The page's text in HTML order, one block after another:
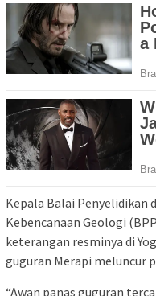
Kepala Balai Penyelidikan
Kebencanaan Geologi
keterangan resminya di
guguran Merapi meluncur
“Awan panas guguran